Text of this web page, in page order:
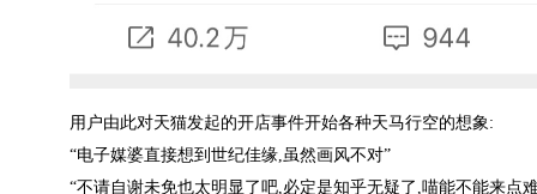
用户由此对天猫发起的开店事件开始各种天马行空的想象:
“电子媒婆直接想到世纪佳缘,虽然画风不对”
“不请自谢未免也太明显了吧,必定是知乎无疑了,喵能不能来点